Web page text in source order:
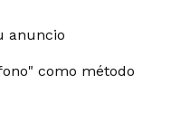
anuncio
como método